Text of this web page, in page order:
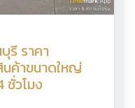
รี ราคา
ค้าขนาดใหญ่
ชั่วโมง